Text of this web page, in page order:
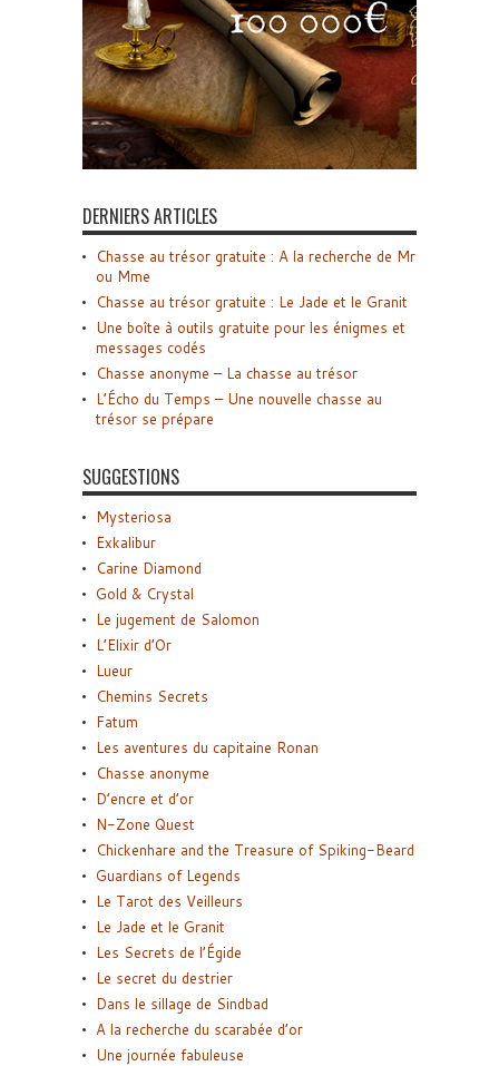
DERNIERS ARTICLES
Chasse au trésor gratuite : A la recherche de Mr
ou Mme
Chasse au trésor gratuite : Le Jade et le Granit
Une boîte à outils gratuite pour les énigmes et
messages codés
Chasse anonyme – La chasse au trésor
L’Écho du Temps – Une nouvelle chasse au
trésor se prépare
SUGGESTIONS
Mysteriosa
Exkalibur
Carine Diamond
Gold & Crystal
Le jugement de Salomon
L’Elixir d’Or
Lueur
Chemins Secrets
Fatum
Les aventures du capitaine Ronan
Chasse anonyme
D’encre et d’or
N-Zone Quest
Chickenhare and the Treasure of Spiking-Beard
Guardians of Legends
Le Tarot des Veilleurs
Le Jade et le Granit
Les Secrets de l’Égide
Le secret du destrier
Dans le sillage de Sindbad
A la recherche du scarabée d’or
Une journée fabuleuse